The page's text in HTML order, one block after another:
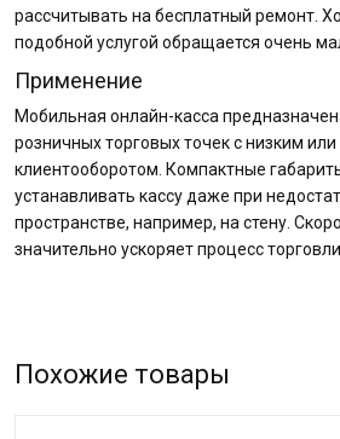
рассчитывать на бесплатный ремонт.
подобной услугой обращается очень
Применение
Мобильная онлайн-касса
розничных торговых точек с низким
клиентооборотом. Компактные
устанавливать кассу даже при
пространстве, например, на стену.
значительно ускоряет процесс торговли.
Похожие товары